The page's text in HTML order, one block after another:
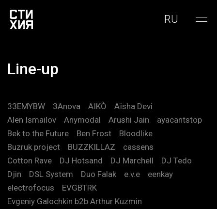
RU
Line-up
33EMYBW 3Anova AIKÒ
Aïsha Devi
Alen Ismailov
Anymodal Arushi Jain
ayacantstop
Bek to the Future
Ben Frost
Bloodlike
Buzruk project
BUZZKILLAZ
cassens
Cotton Rave
DJ Hotsand DJ Marchell
DJ Tedo
Djin
DSL System Duo Falak e.v.e
eenkay
electrofocus
EVGBTRK
Evgeniy Galochkin b2b Arthur Kuzmin